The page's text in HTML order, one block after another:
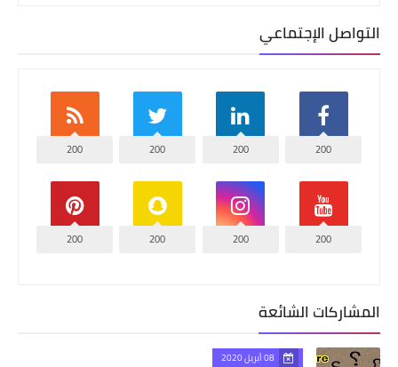
التواصل الإجتماعي
200
200
200
200
200
200
200
200
المشاركات الشائعة
08 أبريل 2020